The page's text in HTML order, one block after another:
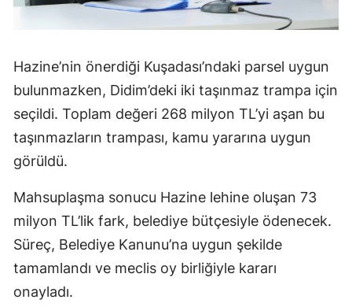
Hazine’nin önerdiği Kuşadası’ndaki parsel uygun
bulunmazken, Didim’deki iki taşınmaz trampa için
seçildi. Toplam değeri 268 milyon TL’yi aşan bu
taşınmazların trampası, kamu yararına uygun
görüldü.
Mahsuplaşma sonucu Hazine lehine oluşan 73
milyon TL’lik fark, belediye bütçesiyle ödenecek.
Süreç, Belediye Kanunu’na uygun şekilde
tamamlandı ve meclis oy birliğiyle kararı
onayladı.